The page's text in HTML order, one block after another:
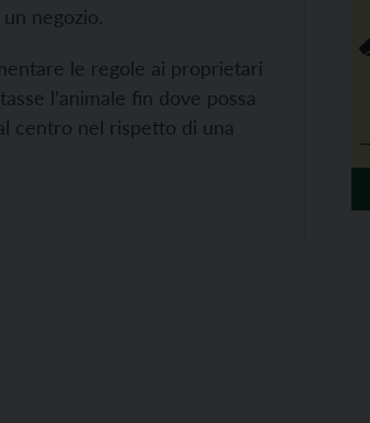
negozio.
le regole ai proprietari
l’animale fin dove possa
centro nel rispetto di una